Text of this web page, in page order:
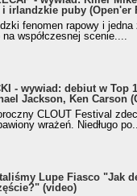
i irlandzkie puby (Open'er
fenomen rapowy i
na współczesnej scenie....
- wywiad: debiut w Top
Jackson, Ken Carson
CLOUT Festival
wrażeń. Niedługo
Lupe Fiasco "Jak
(video)